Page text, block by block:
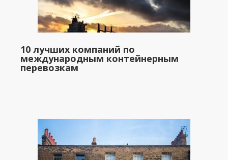
10 лучших компаний по
международным контейнерным
перевозкам